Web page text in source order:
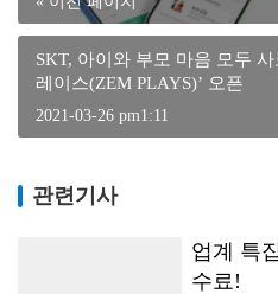
SKT, 아이와 부모 마음 모두
레이스(ZEM PLAYS)’ 오픈
2021-03-26 pm1:11
관련기사
업계 특
수료!